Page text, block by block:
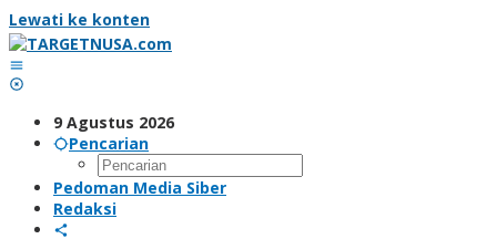
Lewati ke konten
9 Agustus 2026
Pencarian
Pedoman Media Siber
Redaksi